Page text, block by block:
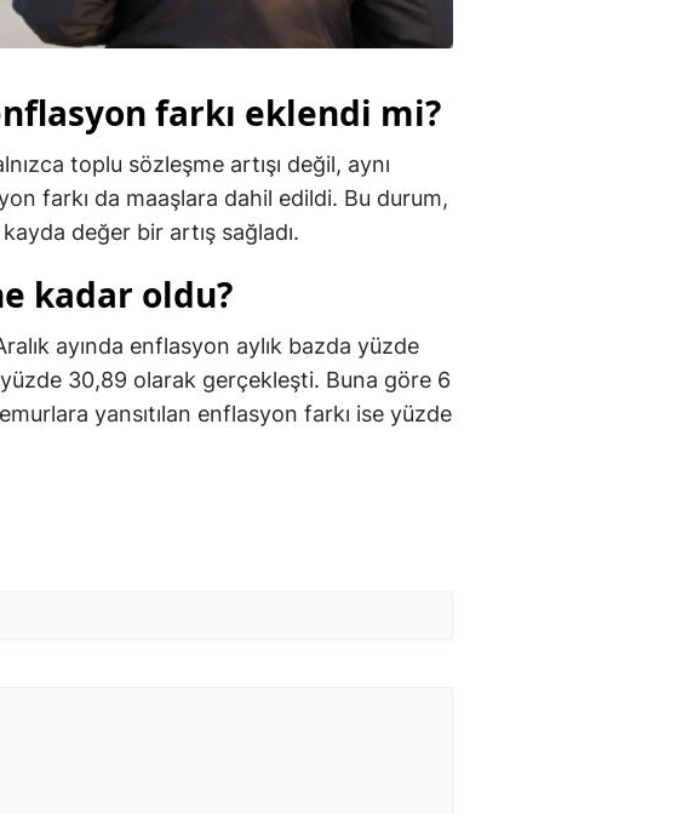
farkı eklendi mi?
toplu sözleşme artışı değil, aynı
farkı da maaşlara dahil edildi. Bu durum,
değer bir artış sağladı.
kadar oldu?
ayında enflasyon aylık bazda yüzde
30,89 olarak gerçekleşti. Buna göre 6
yansıtılan enflasyon farkı ise yüzde